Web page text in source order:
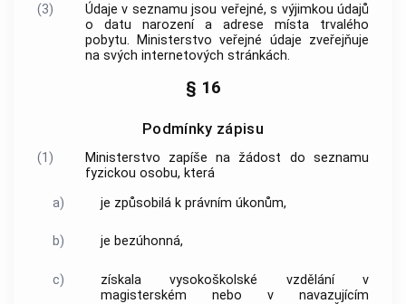
(3) Údaje v seznamu jsou veřejné, s výjimkou údajů
o datu narození a adrese místa trvalého
pobytu. Ministerstvo veřejné údaje zveřejňuje
na svých internetových stránkách.
§ 16
Podmínky zápisu
(1) Ministerstvo zapíše na žádost do seznamu
fyzickou osobu, která
a)
je způsobilá k právním úkonům,
b) je bezúhonná,
c)
získala vysokoškolské vzdělání v
magisterském nebo v navazujícím